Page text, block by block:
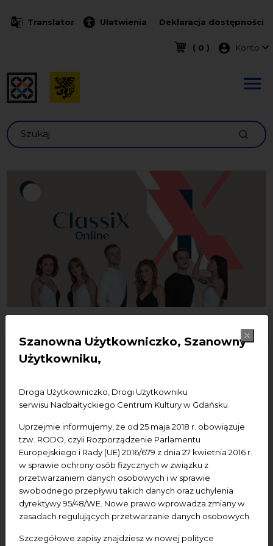
Szanowna Użytkowniczko, Szanowny
Użytkowniku,
Droga Użytkowniczko, Drogi Użytkowniku
serwisu Nadbałtyckiego Centrum Kultury w Gdańsku
Uprzejmie informujemy, że od 25 maja 2018 r. obowiązuje
tzw. RODO, czyli Rozporządzenie Parlamentu
Europejskiego i Rady (UE) 2016/679 z dnia 27 kwietnia 2016 r.
w sprawie ochrony osób fizycznych w związku z
przetwarzaniem danych osobowych i w sprawie
swobodnego przepływu takich danych oraz uchylenia
dyrektywy 95/48/WE. Nowe prawo wprowadza zmiany w
zasadach regulujących przetwarzanie danych osobowych.
Szczegółowe zapisy znajdziesz w nowej polityce
Translator Ułatwienia Deklaracja dostępności
( 0 ) Menu
Konto
Szukaj
18.07.2020-18.07.2020
Classix Online - koncert
zespołu 5/6
Festiwal Koncerty
Dodaj do kalendarza GoogleDodaj do iCal
Zapraszamy na pierwsze wydarzenie tegorocznego
festiwalu ClassiX Online.
18. lipca rozpoczynamy cotygodniowy cykl spotkań
online, pełnych inspirujących treści kulturalnych.